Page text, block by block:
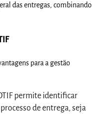
das entregas, combinando
para a gestão
permite identificar
de entrega, seja